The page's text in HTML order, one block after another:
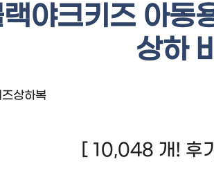
랙야크키즈 아
상하
상하복
[ 10,048 개! 후